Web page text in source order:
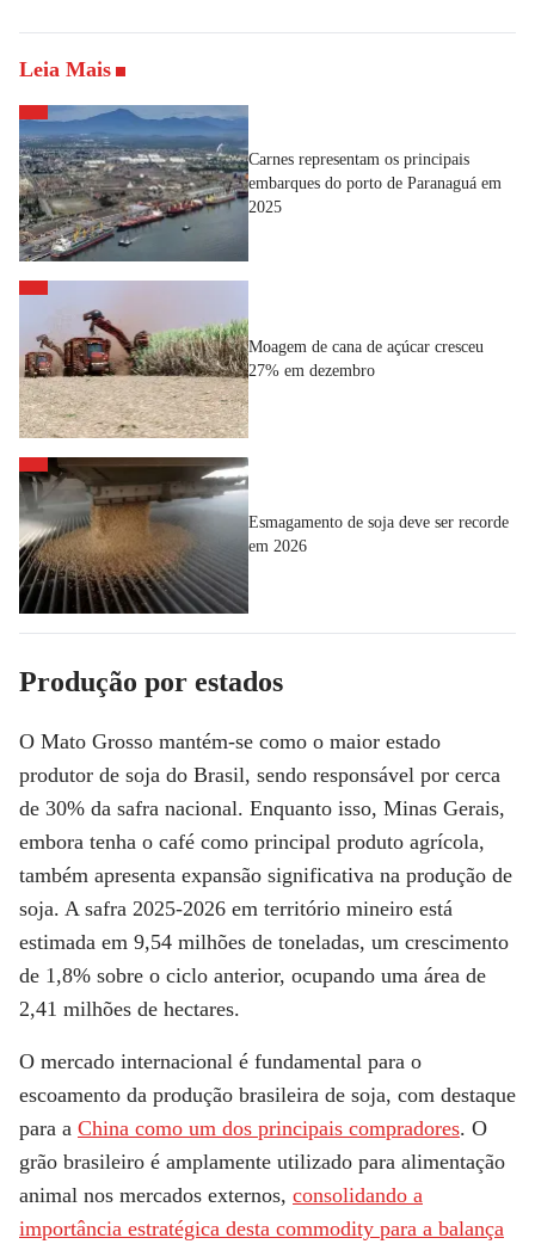
Leia Mais
Carnes representam os principais
embarques do porto de Paranaguá em
2025
Moagem de cana de açúcar cresceu
27% em dezembro
Esmagamento de soja deve ser recorde
em 2026
Produção por estados
O Mato Grosso mantém-se como o maior estado
produtor de soja do Brasil, sendo responsável por cerca
de 30% da safra nacional. Enquanto isso, Minas Gerais,
embora tenha o café como principal produto agrícola,
também apresenta expansão significativa na produção de
soja. A safra 2025-2026 em território mineiro está
estimada em 9,54 milhões de toneladas, um crescimento
de 1,8% sobre o ciclo anterior, ocupando uma área de
2,41 milhões de hectares.
O mercado internacional é fundamental para o
escoamento da produção brasileira de soja, com destaque
para a China como um dos principais compradores. O
grão brasileiro é amplamente utilizado para alimentação
animal nos mercados externos, consolidando a
importância estratégica desta commodity para a balança